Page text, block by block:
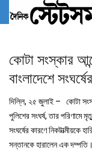
কোটা সংস্কার
বাংলাদেশে
দিল্লি, ২৫ জুলাই – কোটা
পুলিশের সংঘর্ষ, তার
সংঘর্ষের কারণে নিকটাত্মীয়কে
সন্তানকে হারালেন এক দম্পতি।